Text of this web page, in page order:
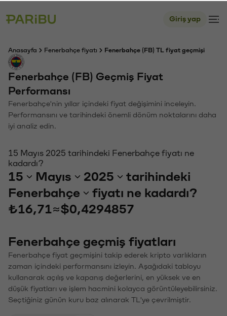
Giriş yap
Anasayfa Fenerbahçe fiyatı Fenerbahçe (FB) TL fiyat geçmişi
Fenerbahçe (FB) Geçmiş Fiyat
Performansı
Fenerbahçe'nin yıllar içindeki fiyat değişimini inceleyin.
Performansını ve tarihindeki önemli dönüm noktalarını daha
iyi analiz edin.
15 Mayıs 2025 tarihindeki Fenerbahçe fiyatı ne
kadardı?
15 Mayıs 2025
tarihindeki
Fenerbahçe
fiyatı ne kadardı?
₺16,71 ≈$0,4294857
Fenerbahçe geçmiş fiyatları
Fenerbahçe fiyat geçmişini takip ederek kripto varlıkların
zaman içindeki performansını izleyin. Aşağıdaki tabloyu
kullanarak açılış ve kapanış değerlerini, en yüksek ve en
düşük fiyatları ve işlem hacmini kolayca görüntüleyebilirsiniz.
Seçtiğiniz günün kuru baz alınarak TL'ye çevrilmiştir.